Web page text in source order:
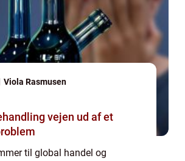
Viola Rasmusen
vejen ud af et
til global handel og